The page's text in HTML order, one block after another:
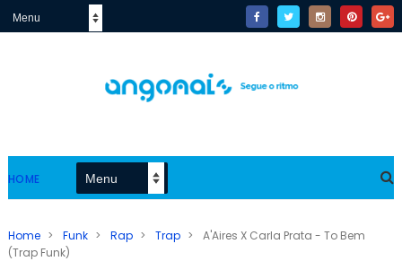
HOME
Home > Funk > Rap > Trap >
A'Aires X Carla Prata - To Bem
(Trap Funk)